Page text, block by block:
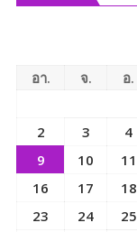
อา. จ. อ.
2
3 4
9
10 11
16
17 18
23
24 25